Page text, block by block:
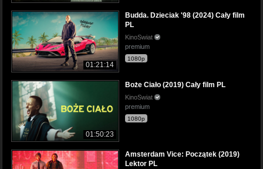
01:21:14
Budda. Dzieciak '98 (2024) Cały film
PL
KinoSwiat
premium
1080p
01:50:23
Boże Ciało (2019) Cały film PL
KinoSwiat
premium
1080p
Amsterdam Vice: Początek (2019)
Lektor PL